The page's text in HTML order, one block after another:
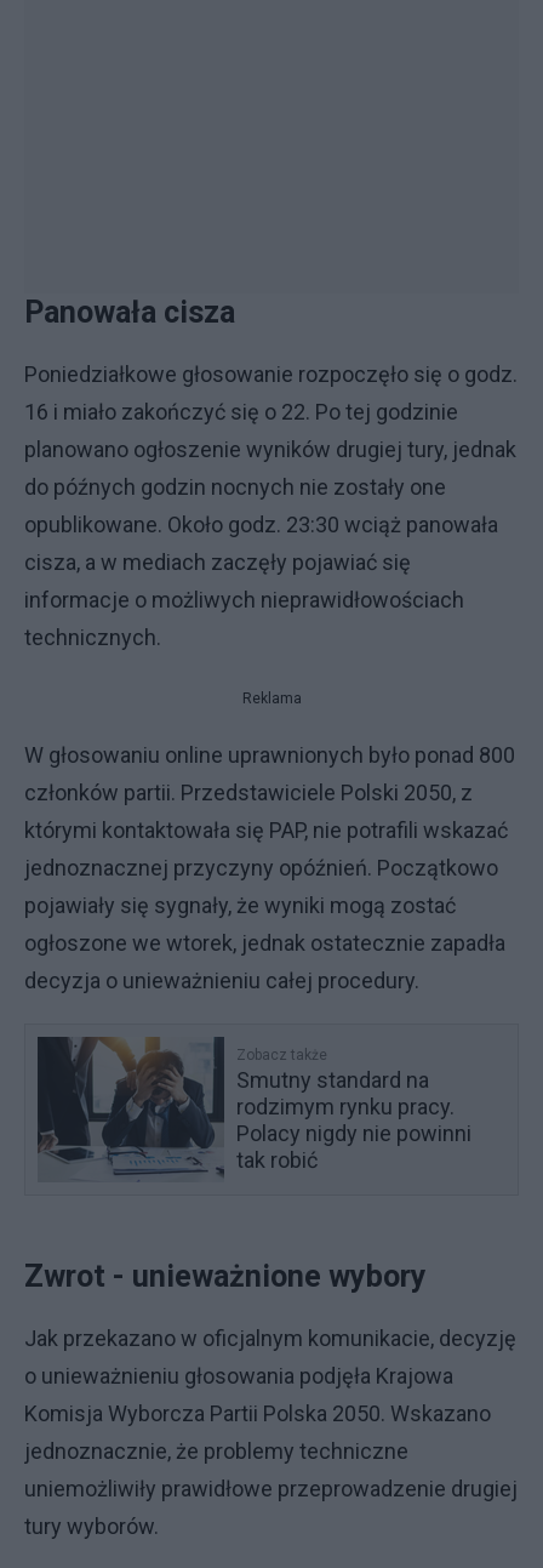
Panowała cisza
Poniedziałkowe głosowanie rozpoczęło się o godz.
16 i miało zakończyć się o 22. Po tej godzinie
planowano ogłoszenie wyników drugiej tury, jednak
do późnych godzin nocnych nie zostały one
opublikowane. Około godz. 23:30 wciąż panowała
cisza, a w mediach zaczęły pojawiać się
informacje o możliwych nieprawidłowościach
technicznych.
Reklama
W głosowaniu online uprawnionych było ponad 800
członków partii. Przedstawiciele Polski 2050, z
którymi kontaktowała się PAP, nie potrafili wskazać
jednoznacznej przyczyny opóźnień. Początkowo
pojawiały się sygnały, że wyniki mogą zostać
ogłoszone we wtorek, jednak ostatecznie zapadła
decyzja o unieważnieniu całej procedury.
Zobacz także
Smutny standard na
rodzimym rynku pracy.
Polacy nigdy nie powinni
tak robić
Zwrot - unieważnione wybory
Jak przekazano w oficjalnym komunikacie, decyzję
o unieważnieniu głosowania podjęła Krajowa
Komisja Wyborcza Partii Polska 2050. Wskazano
jednoznacznie, że problemy techniczne
uniemożliwiły prawidłowe przeprowadzenie drugiej
tury wyborów.